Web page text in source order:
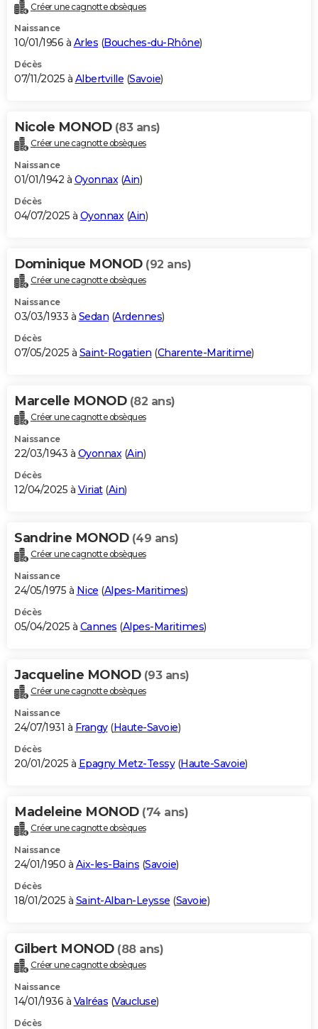
Créer une cagnotte obsèques
Naissance
10/01/1956 à Arles (Bouches-du-Rhône)
Décès
07/11/2025 à Albertville (Savoie)
Nicole MONOD (83 ans)
Créer une cagnotte obsèques
Naissance
01/01/1942 à Oyonnax(Ain)
Décès
04/07/2025 à Oyonnax(Ain)
Dominique MONOD (92 ans)
Créer une cagnotte obsèques
Naissance
03/03/1933 à Sedan (Ardennes)
Décès
07/05/2025 à Saint-Rogatien (Charente-Maritime)
Marcelle MONOD (82 ans)
Créer une cagnotte obsèques
Naissance
22/03/1943 à Oyonnax(Ain)
Décès
12/04/2025 à Viriat(Ain)
Sandrine MONOD (49 ans)
Créer une cagnotte obsèques
Naissance
24/05/1975 à Nice (Alpes-Maritimes)
Décès
05/04/2025 à Cannes (Alpes-Maritimes)
Jacqueline MONOD (93 ans)
Créer une cagnotte obsèques
Naissance
24/07/1931 à Frangy(Haute-Savoie)
Décès
20/01/2025 à Epagny Metz-Tessy(Haute-Savoie)
Madeleine MONOD (74 ans)
Créer une cagnotte obsèques
Naissance
24/01/1950 à Aix-les-Bains (Savoie)
Décès
18/01/2025 à Saint-Alban-Leysse (Savoie)
Gilbert MONOD (88 ans)
Créer une cagnotte obsèques
Naissance
14/01/1936 à Valréas (Vaucluse)
Décès